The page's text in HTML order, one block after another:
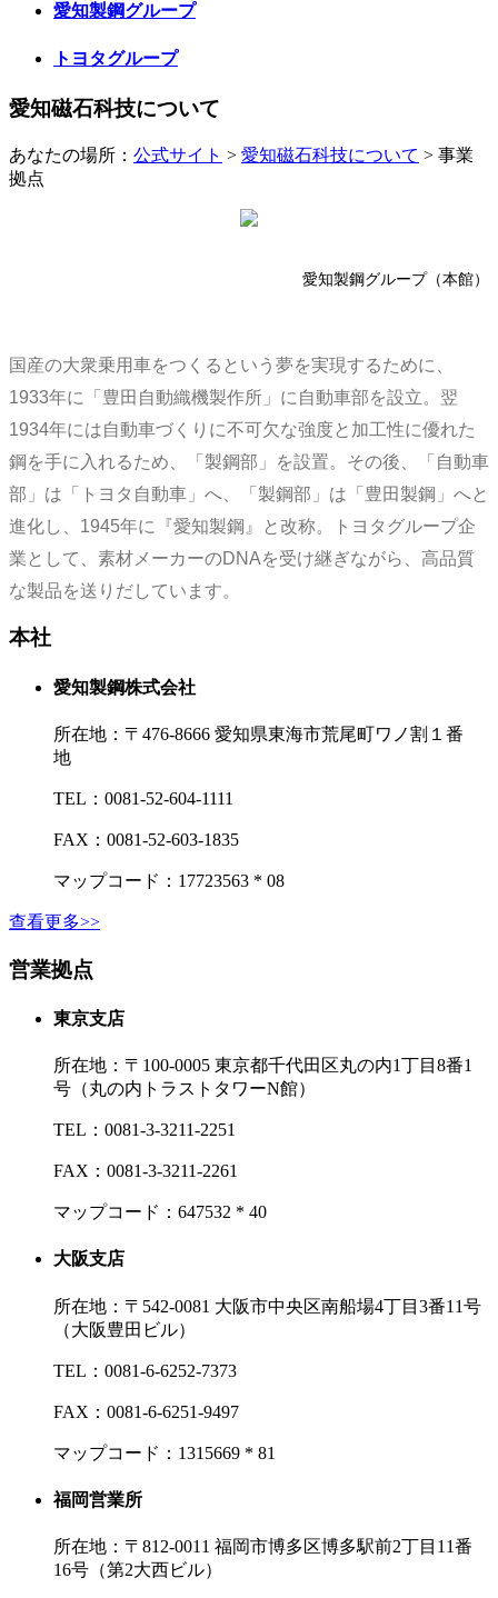
愛知製鋼グループ
トヨタグループ
愛知磁石科技について
あなたの場所： 公式サイト > 愛知磁石科技について > 事業
拠点
愛知製鋼グループ（本館）
国産の大衆乗用車をつくるという夢を実現するために、
1933年に「豊田自動織機製作所」に自動車部を設立。翌
1934年には自動車づくりに不可欠な強度と加工性に優れた
鋼を手に入れるため、「製鋼部」を設置。その後、「自動車
部」は「トヨタ自動車」へ、「製鋼部」は「豊田製鋼」へと
進化し、1945年に『愛知製鋼』と改称。トヨタグループ企
業として、素材メーカーのDNAを受け継ぎながら、高品質
な製品を送りだしています。
本社
愛知製鋼株式会社
所在地： 〒476-8666 愛知県東海市荒尾町ワノ割１番
地
TEL： 0081-52-604-1111
FAX： 0081-52-603-1835
マップコード：17723563 * 08
查看更多>>
営業拠点
東京支店
所在地： 〒100‐0005 東京都千代田区丸の内1丁目8番1
号（丸の内トラストタワーN館）
TEL： 0081-3-3211-2251
FAX： 0081-3-3211-2261
マップコード：647532 * 40
大阪支店
所在地： 〒542‐0081 大阪市中央区南船場4丁目3番11号
（大阪豊田ビル）
TEL： 0081-6-6252-7373
FAX： 0081-6-6251-9497
マップコード：1315669 * 81
福岡営業所
所在地： 〒812‐0011 福岡市博多区博多駅前2丁目11番
16号（第2大西ビル）